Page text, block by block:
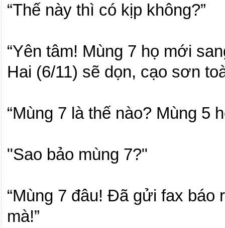
“Thế này thì có kịp không?”
“Yên tâm! Mùng 7 họ mới
Hai (6/11) sẽ dọn, cạo sơn
“Mùng 7 là thế nào? Mùng 5
"Sao bảo mùng 7?"
“Mùng 7 đâu! Đã gửi fax báo
mà!”